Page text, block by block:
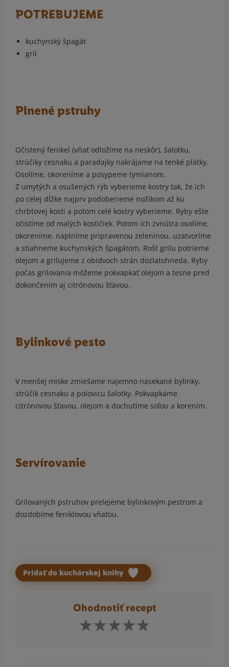
POTREBUJEME
kuchynský špagát
gril
Plnené pstruhy
Očistený fenikel (vňať odložíme na neskôr), šalotku,
strúčiky cesnaku a paradajky nakrájame na tenké plátky.
Osolíme, okoreníme a posypeme tymianom.
Z umytých a osušených rýb vyberieme kostry tak, že ich
po celej dĺžke najprv podoberieme nožíkom až ku
chrbtovej kosti a potom celé kostry vyberieme. Ryby ešte
očistíme od malých kostičiek. Potom ich zvnútra osolíme,
okoreníme, naplníme pripravenou zeleninou, uzatvoríme
a stiahneme kuchynských špagátom. Rošt grilu potrieme
olejom a grilujeme z obidvoch strán dozlatohneda. Ryby
počas grilovania môžeme pokvapkať olejom a tesne pred
dokončením aj citrónovou šťavou.
Bylinkové pesto
V menšej miske zmiešame najemno nasekané bylinky,
strúčik cesnaku a polovicu šalotky. Pokvapkáme
citrónovou šťavou, olejom a dochutíme soľou a korením.
Servírovanie
Grilovaných pstruhov prelejeme bylinkovým pestrom a
dozdobíme feniklovou vňaťou.
Pridať do kuchárskej knihy
Ohodnotiť recept